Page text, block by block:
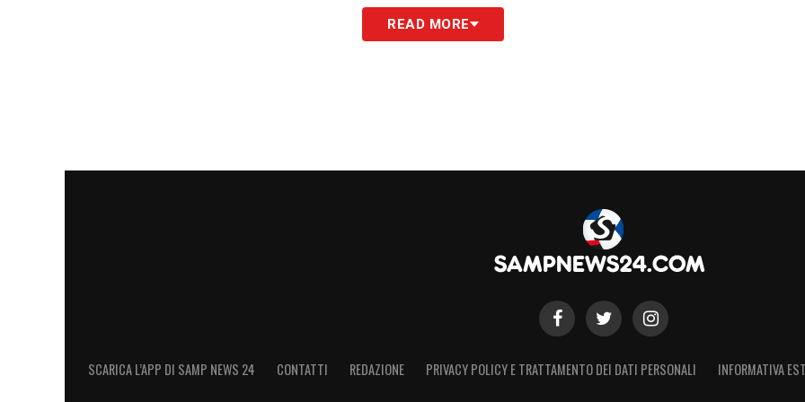
READ MORE
SCARICA L’APP DI SAMP NEWS 24 CONTATTI REDAZIONE PRIVACY POLICY E TRATTAMENTO DEI DATI PERSONALI INFORMATIVA